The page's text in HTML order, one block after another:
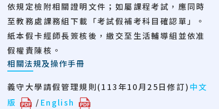
依規定檢附相關證明文件；如屬課程考試，應同時
至教務處課務組下載「考試假補考科目確認單」。
紙本假卡經師長簽核後，繳交至生活輔導組並依准
假權責陳核。
相關法規及操作手冊
義守大學請假管理規則(113年10月25日修訂) 中文
版
/ English